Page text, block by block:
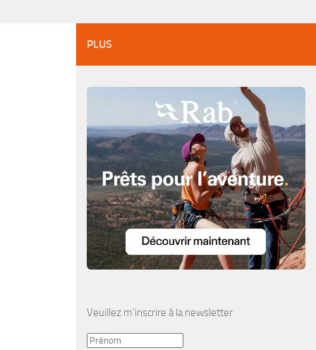
PLUS
Veuillez m'inscrire à la newsletter